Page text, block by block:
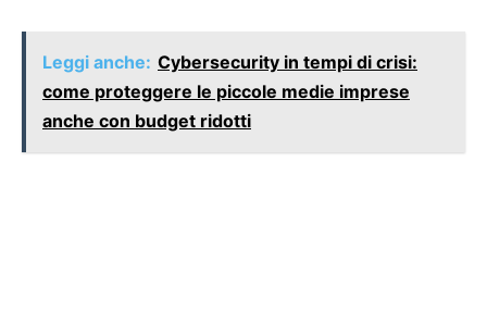
Leggi anche: Cybersecurity in tempi di crisi:
come proteggere le piccole medie imprese
anche con budget ridotti